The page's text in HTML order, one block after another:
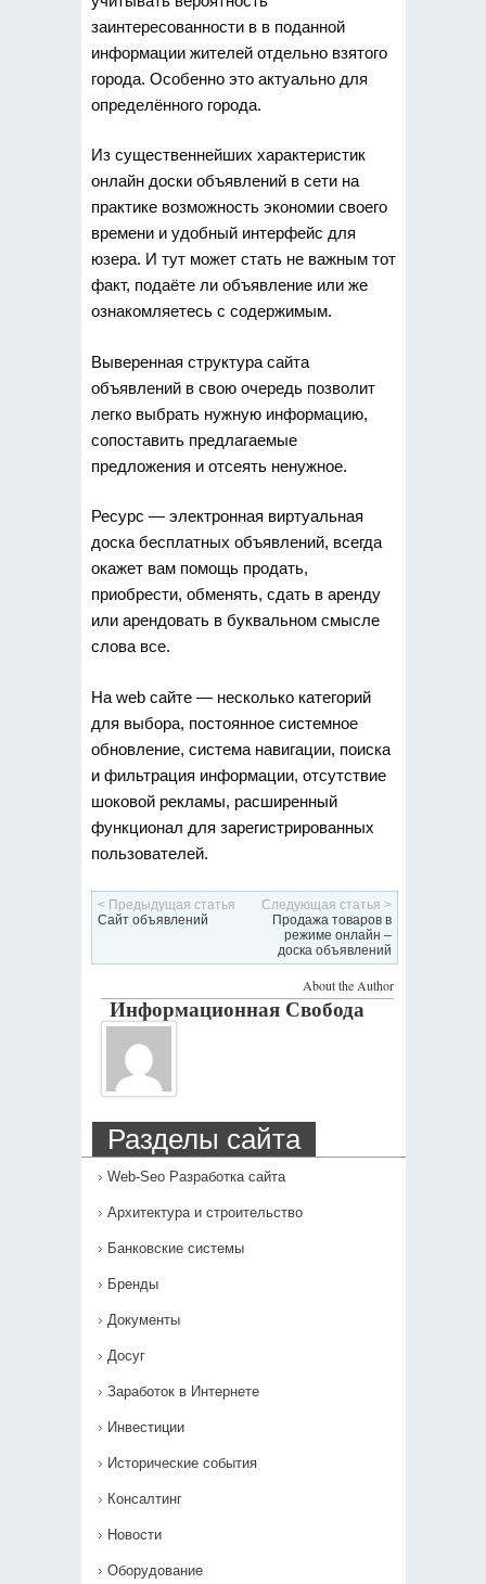
заинтересованности в в поданной
информации жителей отдельно взятого
города. Особенно это актуально для
определённого города.
Из существеннейших характеристик
онлайн доски объявлений в сети на
практике возможность экономии своего
времени и удобный интерфейс для
юзера. И тут может стать не важным тот
факт, подаёте ли объявление или же
ознакомляетесь с содержимым.
Выверенная структура сайта
объявлений в свою очередь позволит
легко выбрать нужную информацию,
сопоставить предлагаемые
предложения и отсеять ненужное.
Ресурс — электронная виртуальная
доска бесплатных объявлений, всегда
окажет вам помощь продать,
приобрести, обменять, сдать в аренду
или арендовать в буквальном смысле
слова все.
На web сайте — несколько категорий
для выбора, постоянное системное
обновление, система навигации, поиска
и фильтрация информации, отсутствие
шоковой рекламы, расширенный
функционал для зарегистрированных
пользователей.
< Предыдущая статья
Сайт объявлений
Следующая статья >
Продажа товаров в
режиме онлайн –
доска объявлений
About the Author
Информационная Свобода
Разделы сайта
Web-Seo Разработка сайта
Архитектура и строительство
Банковские системы
Бренды
Документы
Досуг
Заработок в Интернете
Инвестиции
Исторические события
Консалтинг
Новости
Оборудование